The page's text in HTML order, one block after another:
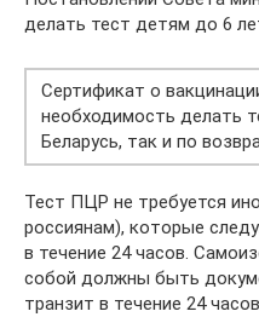
делать тест детям до 6
Сертификат о
необходимость делать
Беларусь, так и по
Тест ПЦР не требуется
россиянам), которые
в течение 24 часов.
собой должны быть
транзит в течение 24